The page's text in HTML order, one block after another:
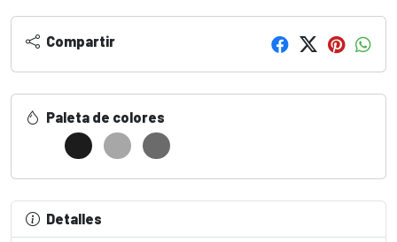
Compartir
Paleta de colores
Detalles